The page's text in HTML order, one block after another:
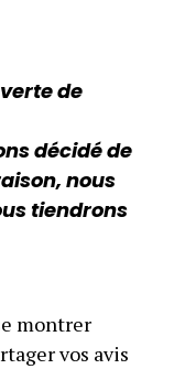
de
décidé de
nous
tiendrons
montrer
vos avis